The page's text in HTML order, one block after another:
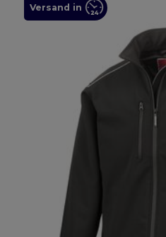
Versand in